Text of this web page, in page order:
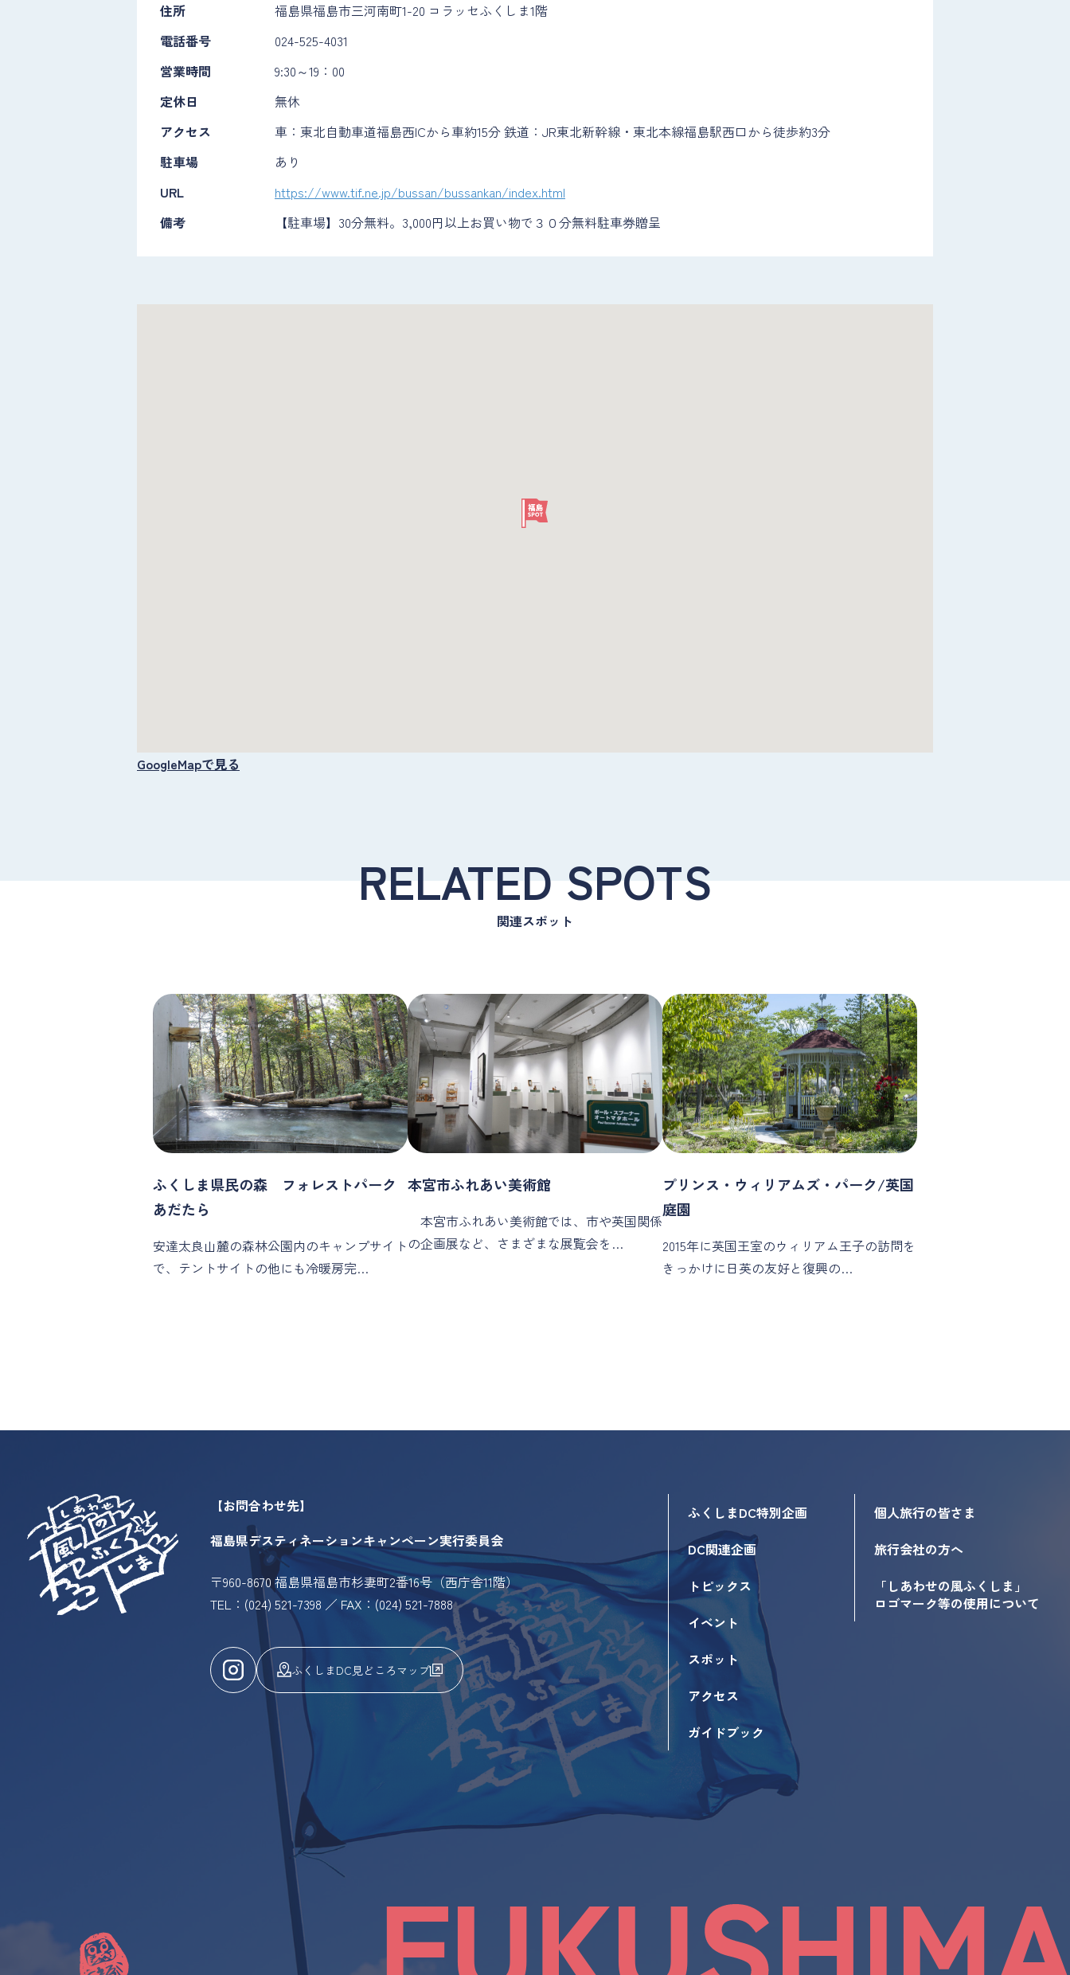
住所
福島県福島市三河南町1-20 コラッセふくしま1階
電話番号
024-525-4031
営業時間
9:30～19：00
定休日
無休
アクセス
車：東北自動車道福島西ICから車約15分 鉄道：JR東北新幹線・東北本線福島駅西口から徒歩約3分
駐車場
あり
URL
https://www.tif.ne.jp/bussan/bussankan/index.html
備考
【駐車場】30分無料。3,000円以上お買い物で３０分無料駐車券贈呈
GoogleMapで見る
RELATED SPOTS
関連スポット
ふくしま県民の森 フォレストパーク
あだたら
安達太良山麓の森林公園内のキャンプサイト
で、テントサイトの他にも冷暖房完…
本宮市ふれあい美術館
本宮市ふれあい美術館では、市や英国関係
の企画展など、さまざまな展覧会を…
プリンス・ウィリアムズ・パーク/英国
庭園
2015年に英国王室のウィリアム王子の訪問を
きっかけに日英の友好と復興の…
【お問合わせ先】
福島県デスティネーションキャンペーン実行委員会
〒960-8670 福島県福島市杉妻町2番16号（西庁舎11階）
TEL：(024) 521-7398 ／ FAX：(024) 521-7888
ふくしまDC見どころマップ
ふくしまDC特別企画
DC関連企画
トピックス
イベント
スポット
アクセス
ガイドブック
個人旅行の皆さま
旅行会社の方へ
「しあわせの風ふくしま」
ロゴマーク等の使用について